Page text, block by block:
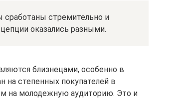
сработаны стремительно и
оказались разными.
близнецами, особенно в
на степенных покупателей в
на молодежную аудиторию. Это и